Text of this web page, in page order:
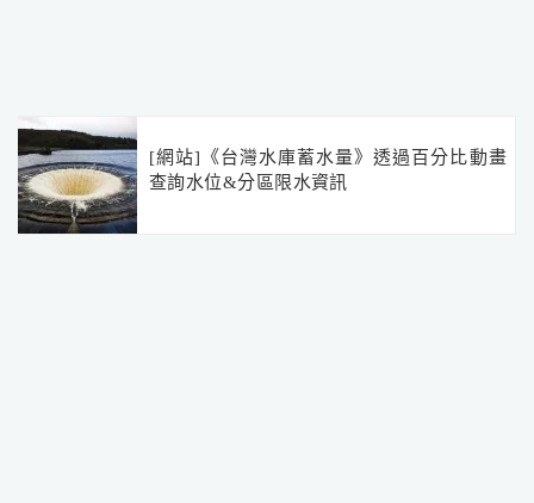
[網站]《台灣水庫蓄水量》透過百分比動畫
查詢水位&分區限水資訊